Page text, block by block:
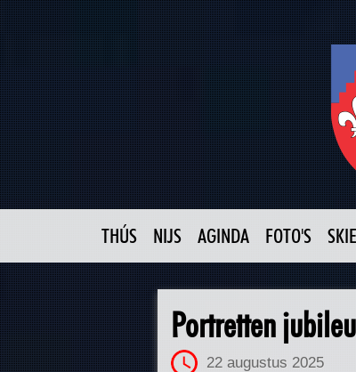
THÚS NIJS AGINDA FOTO'S
Portretten
22 augustus 2025